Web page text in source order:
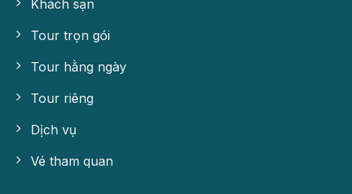
Khách sạn
Tour trọn gói
Tour hằng ngày
Tour riêng
Dịch vụ
Vé tham quan